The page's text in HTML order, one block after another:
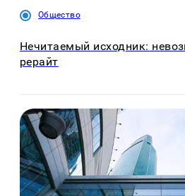
Общество
Нечитаемый исходник:
рерайт